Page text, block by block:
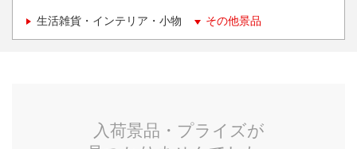
生活雑貨・インテリア・小物 その他景品